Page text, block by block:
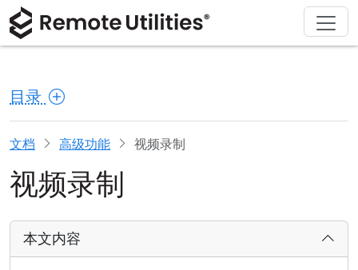
目录
文档 高级功能 视频录制
视频录制
本文内容
产品
安全性
截图
发行说明
连接模式
无人值守访问
解决方案
制造业与零售
医疗保健
教育与政府
信息技术
下载
macOS
Linux
iOS/Android
购买
许可证助手
升级您的许可证
支持
文档
知识库
关于
新闻发布室
撰写评论